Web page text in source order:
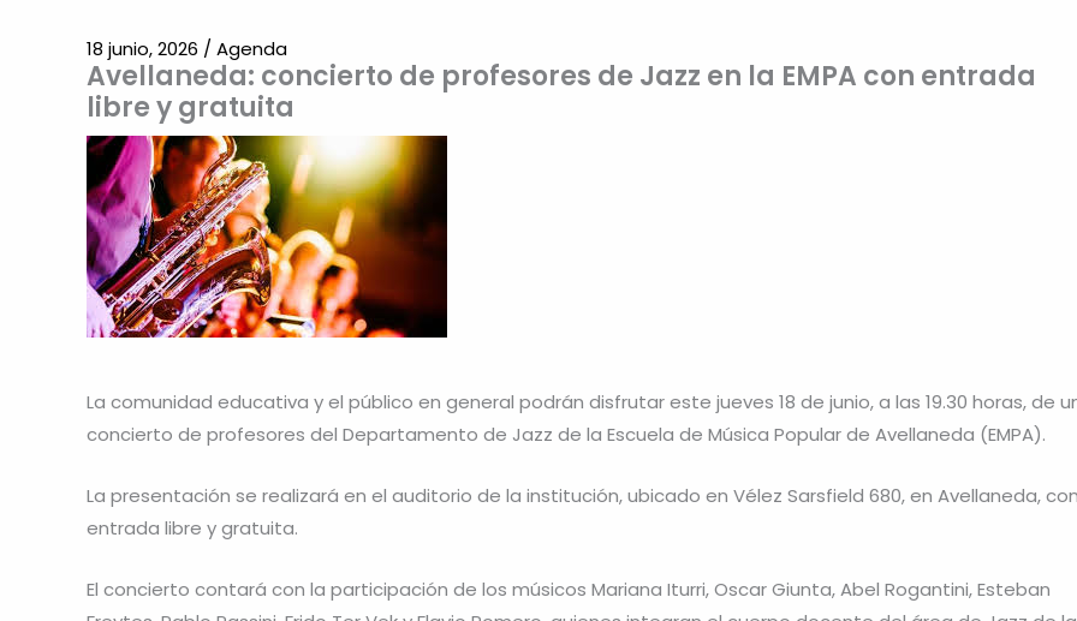
Avellaneda: concierto de profesores de Jazz en la EMPA con entrada
libre y gratuita
18 junio, 2026 / Agenda
La comunidad educativa y el público en general podrán disfrutar este jueves 18 de junio, a las 19.30 horas, de
concierto de profesores del Departamento de Jazz de la Escuela de Música Popular de Avellaneda (EMPA).
La presentación se realizará en el auditorio de la institución, ubicado en Vélez Sarsfield 680, en Avellaneda,
entrada libre y gratuita.
El concierto contará con la participación de los músicos Mariana Iturri, Oscar Giunta, Abel Rogantini, Esteban